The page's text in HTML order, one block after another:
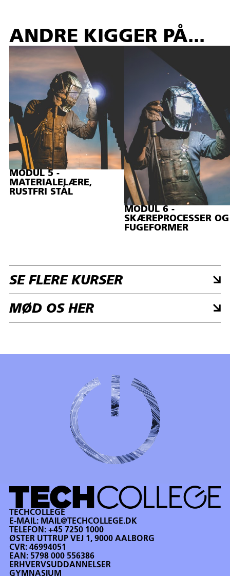
ANDRE KIGGER PÅ...
MODUL 5 -
MATERIALELÆRE,
RUSTFRI STÅL
MODUL 6 -
SKÆREPROCESSER OG
FUGEFORMER
SE FLERE KURSER
MØD OS HER
TECHCOLLEGE
E-MAIL: MAIL@TECHCOLLEGE.DK
TELEFON:+45 7250 1000
ØSTER UTTRUP VEJ 1, 9000 AALBORG
CVR: 46994051
EAN: 5798 000 556386
ERHVERVSUDDANNELSER
GYMNASIUM